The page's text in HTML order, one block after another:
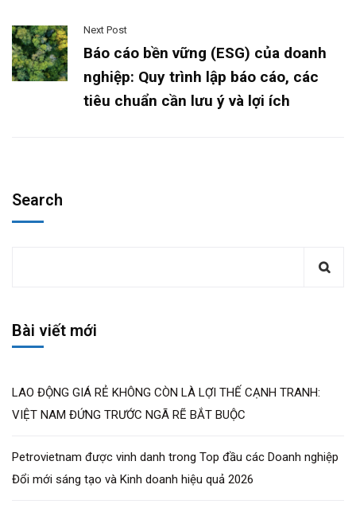
Next Post
Báo cáo bền vững (ESG) của doanh
nghiệp: Quy trình lập báo cáo, các
tiêu chuẩn cần lưu ý và lợi ích
Search
Bài viết mới
LAO ĐỘNG GIÁ RẺ KHÔNG CÒN LÀ LỢI THẾ CẠNH TRANH:
VIỆT NAM ĐỨNG TRƯỚC NGÃ RẼ BẮT BUỘC
Petrovietnam được vinh danh trong Top đầu các Doanh nghiệp
Đổi mới sáng tạo và Kinh doanh hiệu quả 2026